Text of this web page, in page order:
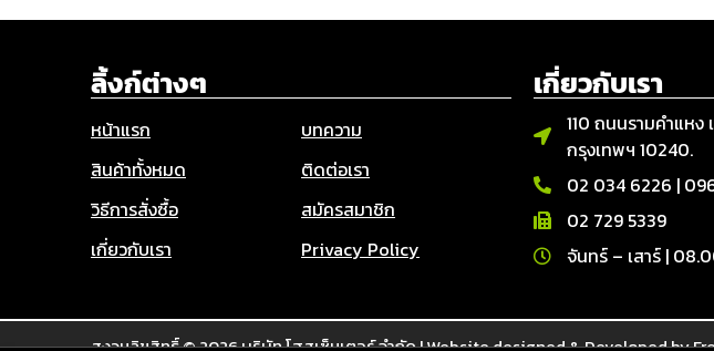
ลิ้งก์ต่างๆ
หน้าแรก
บทความ
สินค้าทั้งหมด
ติดต่อเรา
วิธีการสั่งซื้อ
สมัครสมาชิก
เกี่ยวกับเรา
Privacy Policy
เกี่ยวกับเรา
110 ถนนรามคำแหง
กรุงเทพฯ 10240.
02 034 6226 |
02 729 5339
จันทร์ – เสาร์ |
สงวนลิขสิทธิ์ © 2026บริษัท โฮสเซ็นเตอร์ จำกัด|Website designed & Developed by